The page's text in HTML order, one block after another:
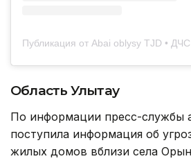
Область Улытау
По информации пресс-службы
поступила информация об
жилых домов вблизи села